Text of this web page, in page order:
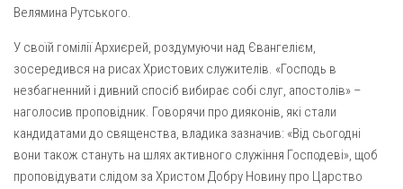
Вознесіння ГНІХ (с. Витівка)
Вознесіння Господнього (м. Кобеляки)
Пророка Іллі (смт. Білики)
Різдва Пресвятої Богородиці (с. Вільховатка)
Св. Апостола Андрія Первозванного (с. Засулля)
Св. Миколая (с. Деменки)
Велямина Рутського.
У своїй гомілії Архиєрей, роздумуючи над Євангелієм,
зосередився на рисах Христових служителів. «Господь в
незбагненний і дивний спосіб вибирає собі слуг, апостолів» –
наголосив проповідник. Говорячи про дияконів, які стали
кандидатами до священства, владика зазначив: «Від сьогодні
вони також стануть на шлях активного служіння Господеві», щоб
проповідувати слідом за Христом Добру Новину про Царство